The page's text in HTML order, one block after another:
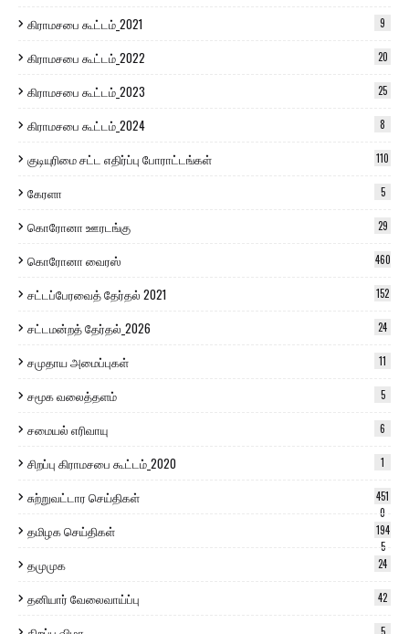
கிராமசபை கூட்டம்_2021 9
கிராமசபை கூட்டம்_2022 20
கிராமசபை கூட்டம்_2023 25
கிராமசபை கூட்டம்_2024 8
குடியுரிமை சட்ட எதிர்ப்பு போராட்டங்கள் 110
கேரளா 5
கொரோனா ஊரடங்கு 29
கொரோனா வைரஸ் 460
சட்டப்பேரவைத் தேர்தல் 2021 152
சட்டமன்றத் தேர்தல்_2026 24
சமுதாய அமைப்புகள் 11
சமூக வலைத்தளம் 5
சமையல் எரிவாயு 6
சிறப்பு கிராமசபை கூட்டம்_2020 1
சுற்றுவட்டார செய்திகள்
451
0
தமிழக செய்திகள்
194
5
தமுமுக 24
தனியார் வேலைவாய்ப்பு 42